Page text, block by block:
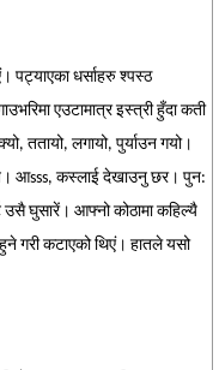
पट्याएका धर्साहरु श्पस्ठ
एउटामात्र इस्त्री हुँदा कती
ततायो, लगायो, पुर्याउन गयो।
आsss, कस्लाई देखाउनु छर। पुन:
उसै घुसारें। आफ्नो कोठामा कहिल्यै
गरी कटाएको थिएं। हातले यसो